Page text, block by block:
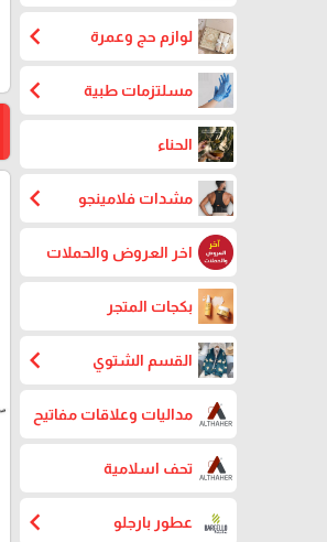
لوازم حج وعمرة chevron_left
مسلتزمات طبية chevron_left
الحناء
مشدات فلامينجو chevron_left
اخر العروض والحملات
بكجات المتجر
القسم الشتوي chevron_left
مداليات وعلاقات مفاتيح
تحف اسلامية
عطور بارجلو chevron_left